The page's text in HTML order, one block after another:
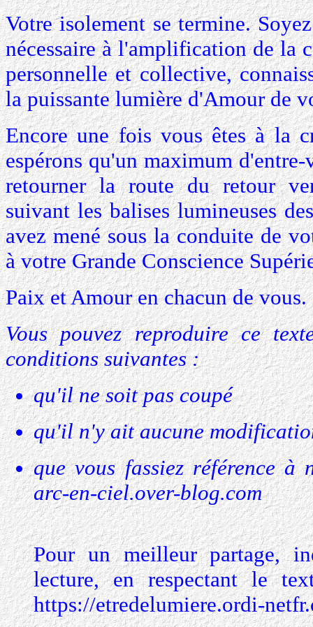
Votre isolement se termine.
nécessaire à l'amplification de la
personnelle et collective,
la puissante lumière d'Amour de
Encore une fois vous êtes à la
espérons qu'un maximum d'entre-
retourner la route du retour
suivant les balises lumineuses
avez mené sous la conduite de
à votre Grande Conscience
Paix et Amour en chacun de vous.
Vous pouvez reproduire ce
conditions suivantes :
qu'il ne soit pas coupé
qu'il n'y ait aucune
que vous fassiez référence
arc-en-ciel.over-blog.com
Pour un meilleur partage,
lecture, en respectant le
https://etredelumiere.ordi-